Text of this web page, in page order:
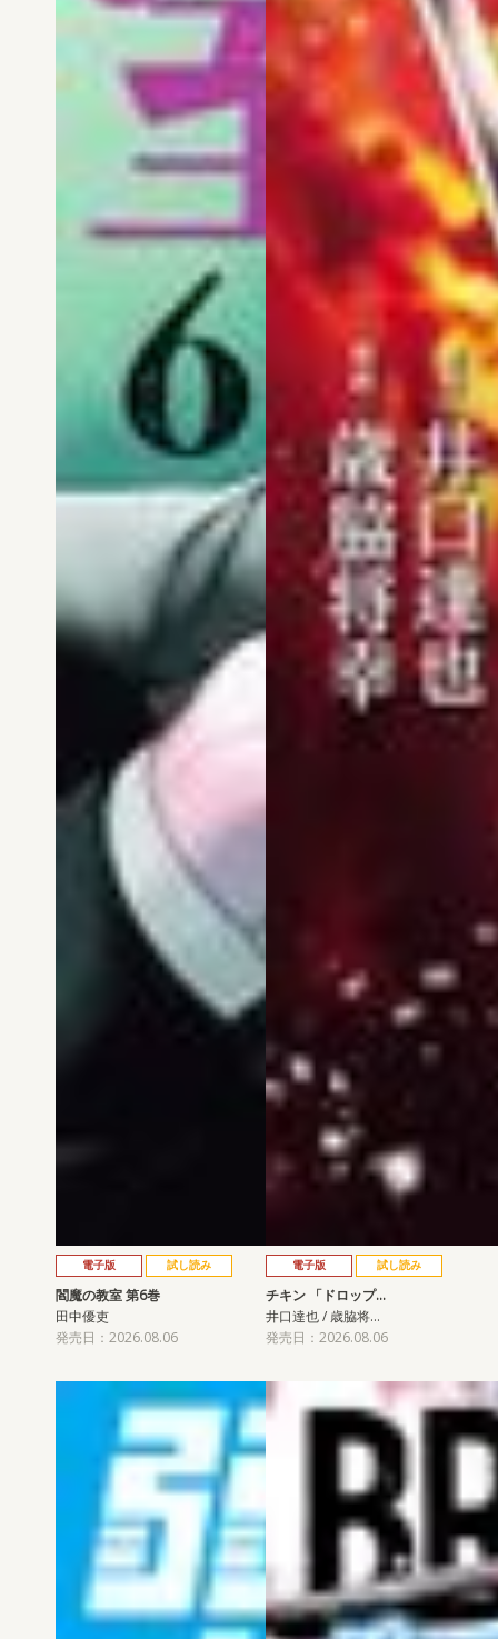
電子版 試し読み
閻魔の教室 第6巻
田中優吏
発売日：2026.08.06
電子版 試し読み
チキン 「ドロップ…
井口達也 / 歳脇将…
発売日：2026.08.06